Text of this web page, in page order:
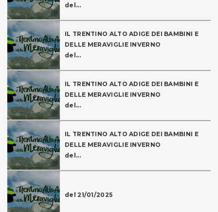
del...
IL TRENTINO ALTO ADIGE DEI BAMBINI E
DELLE MERAVIGLIE INVERNO
del...
IL TRENTINO ALTO ADIGE DEI BAMBINI E
DELLE MERAVIGLIE INVERNO
del...
IL TRENTINO ALTO ADIGE DEI BAMBINI E
DELLE MERAVIGLIE INVERNO
del...
del 21/01/2025